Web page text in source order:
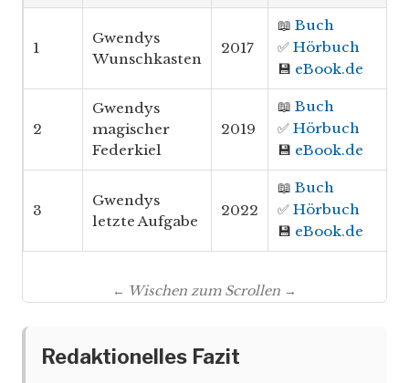
1
Gwendys
Wunschkasten
2017
📖 Buch
✅ Hörbuch
💾 eBook.de
2
Gwendys
magischer
Federkiel
2019
📖 Buch
✅ Hörbuch
💾 eBook.de
3
Gwendys
letzte Aufgabe
2022
📖 Buch
✅ Hörbuch
💾 eBook.de
← Wischen zum Scrollen →
Redaktionelles Fazit